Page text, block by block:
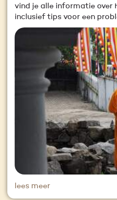
vind je alle informatie over
inclusief tips voor een
lees meer